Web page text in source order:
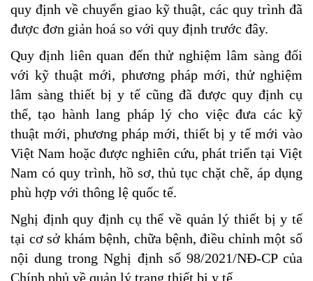
quy định về chuyển giao kỹ thuật, các quy trình đã
được đơn giản hoá so với quy định trước đây.
Quy định liên quan đến thử nghiệm lâm sàng đối
với kỹ thuật mới, phương pháp mới, thử nghiệm
lâm sàng thiết bị y tế cũng đã được quy định cụ
thể, tạo hành lang pháp lý cho việc đưa các kỹ
thuật mới, phương pháp mới, thiết bị y tế mới vào
Việt Nam hoặc được nghiên cứu, phát triển tại Việt
Nam có quy trình, hồ sơ, thủ tục chặt chẽ, áp dụng
phù hợp với thông lệ quốc tế.
Nghị định quy định cụ thể về quản lý thiết bị y tế
tại cơ sở khám bệnh, chữa bệnh, điều chỉnh một số
nội dung trong Nghị định số 98/2021/NĐ-CP của
Chính phủ về quản lý trang thiết bị y tế.